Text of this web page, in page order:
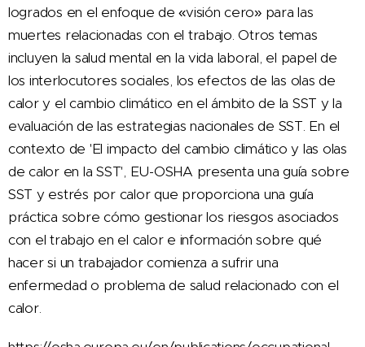
logrados en el enfoque de «visión cero» para las
muertes relacionadas con el trabajo. Otros temas
incluyen la salud mental en la vida laboral, el papel de
los interlocutores sociales, los efectos de las olas de
calor y el cambio climático en el ámbito de la SST y la
evaluación de las estrategias nacionales de SST. En el
contexto de 'El impacto del cambio climático y las olas
de calor en la SST', EU-OSHA presenta una guía sobre
SST y estrés por calor que proporciona una guía
práctica sobre cómo gestionar los riesgos asociados
con el trabajo en el calor e información sobre qué
hacer si un trabajador comienza a sufrir una
enfermedad o problema de salud relacionado con el
calor.